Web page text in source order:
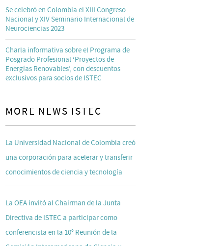
Se celebró en Colombia el XIII Congreso
Nacional y XIV Seminario Internacional de
Neurociencias 2023
Charla informativa sobre el Programa de
Posgrado Profesional ‘Proyectos de
Energías Renovables’, con descuentos
exclusivos para socios de ISTEC
MORE NEWS ISTEC
La Universidad Nacional de Colombia creó
una corporación para acelerar y transferir
conocimientos de ciencia y tecnología
La OEA invitó al Chairman de la Junta
Directiva de ISTEC a participar como
conferencista en la 10° Reunión de la